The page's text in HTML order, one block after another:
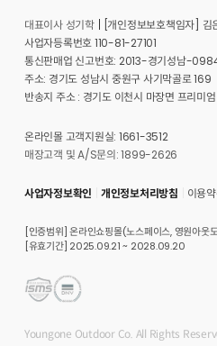
대표이사 성기학
[개인정보보호책임자] 김
사업자등록번호 110-81-27101
통신판매업 신고번호: 2013-경기성남-
주소: 경기도 성남시 중원구 사기막골로 169
반송지 주소 : 경기도 이천시 마장면 프리미
온라인몰 고객지원실: 1661-3512
매장고객 및 A/S문의: 1899-2626
사업자정보확인 개인정보처리방침 이용
[인증범위] 온라인쇼핑몰(노스페이스, 영원아웃
[유효기간] 2025.09.21 ~ 2028.09.20
Youngone Outdoor Co. All Rights